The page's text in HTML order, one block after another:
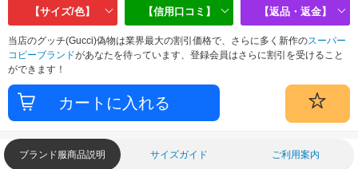
【サイズ/色】 【信用口コミ】 【返品・返金】
当店のグッチ(Gucci)偽物は業界最大の割引価格で、さらに多く新作のスーパー
コピーブランドがあなたを待っています、登録会員はさらに割引を受けること
ができます！
ブランド服商品説明 サイズガイド ご利用案内